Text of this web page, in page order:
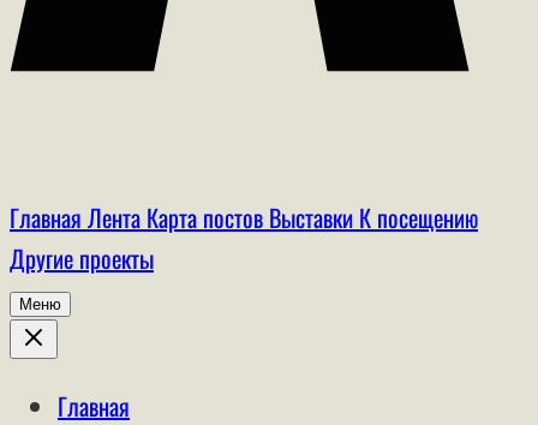
Главная Лента Карта постов Выставки К посещению
Другие проекты
Меню
Главная